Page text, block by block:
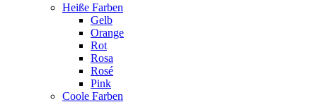
Heiße Farben
Gelb
Orange
Rot
Rosa
Rosé
Pink
Coole Farben